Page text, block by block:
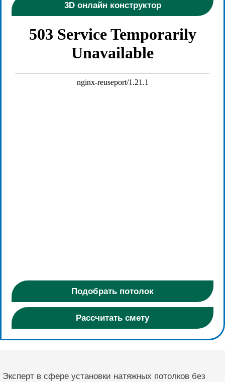
3D онлайн конструктор
Подобрать потолок
Рассчитать смету
Эксперт в сфере установки натяжных потолков без